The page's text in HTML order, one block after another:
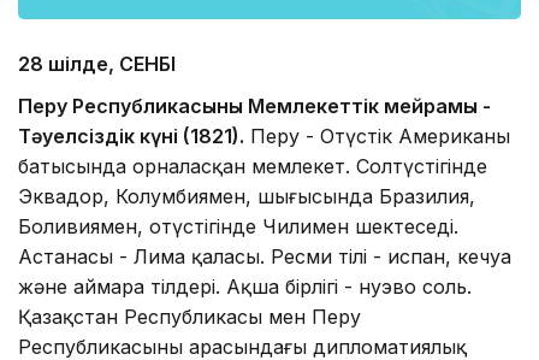
28 шілде, СЕНБІ
Перу Республикасының Мемлекеттік мейрамы -
Тәуелсіздік күні (1821). Перу - Оңтүстік Американың
батысында орналасқан мемлекет. Солтүстігінде
Эквадор, Колумбиямен, шығысында Бразилия,
Боливиямен, оңтүстігінде Чилимен шектеседі.
Астанасы - Лима қаласы. Ресми тілі - испан, кечуа
және аймара тілдері. Ақша бірлігі - нуэво соль.
Қазақстан Республикасы мен Перу
Республикасының арасындағы дипломатиялық